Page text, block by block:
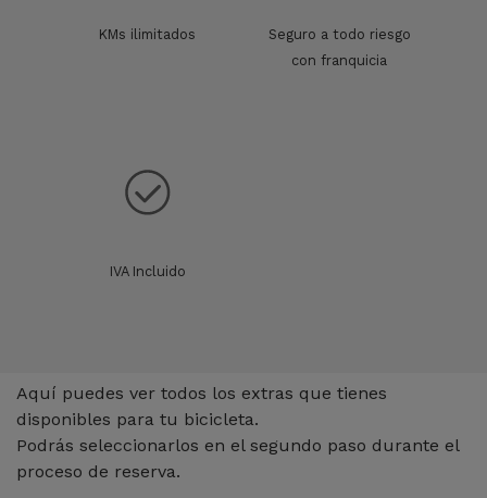
KMs ilimitados
Seguro a todo riesgo
con franquicia
IVA Incluido
Aquí puedes ver todos los extras que tienes
disponibles para tu bicicleta.
Podrás seleccionarlos en el segundo paso durante el
proceso de reserva.